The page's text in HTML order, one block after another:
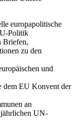
europapolitische
Politik
Briefen,
zu den
und
dem EU Konvent der
an
jährlichen UN-